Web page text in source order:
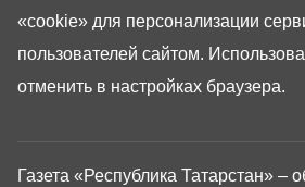
Газета «Республика Татарстан» –
«cookie» для персонализации
пользователей сайтом.
отменить в настройках браузера.